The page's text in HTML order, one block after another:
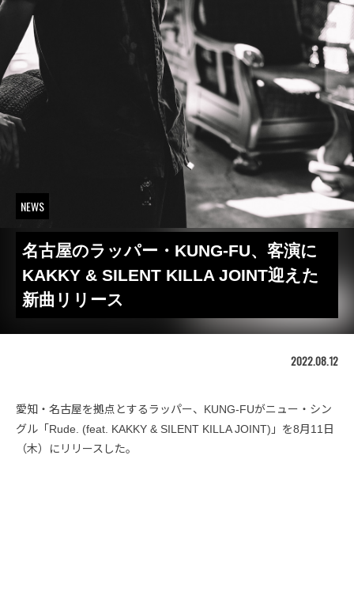
NEWS
名古屋のラッパー・KUNG-FU、客演に
KAKKY & ‎SILENT KILLA JOINT迎えた
新曲リリース
2022.08.12
愛知・名古屋を拠点とするラッパー、KUNG-FUがニュー・シン
グル「Rude. (feat. KAKKY & ‎SILENT KILLA JOINT)」を8月11日
（木）にリリースした。